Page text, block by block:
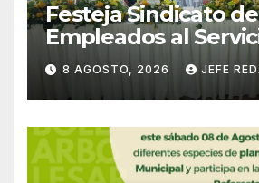
Festeja Sindicato de
Empleados al
Ayuntamiento de
Empleado
8 AGOSTO, 2026 JEFE